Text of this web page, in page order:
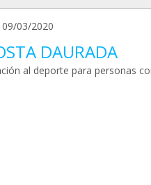
09/03/2020
DAURADA
al deporte para personas